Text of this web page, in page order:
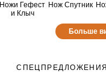
Ножи Гефест
и Клыч
Нож Спутник
Больше
СПЕЦПРЕДЛОЖЕНИЯ